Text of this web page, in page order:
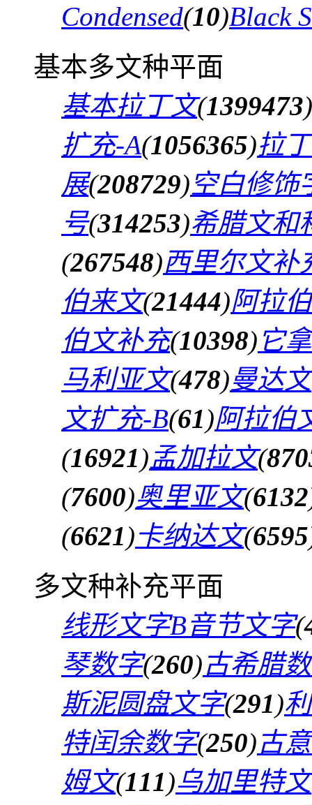
Condensed(10)Black
基本多文种平面
基本拉丁文(1399473)
扩充-A(1056365)拉
展(208729)空白修饰
号(314253)希腊文和
(267548)西里尔文补
伯来文(21444)阿拉
伯文补充(10398) 它
马利亚文(478)曼达文
文扩充-B(61)阿拉伯
(16921)孟加拉文(
(7600)奥里亚文(6132
(6621)卡纳达文(6595
多文种补充平面
线形文字B音节文字(
琴数字(260)古希腊
斯泥圆盘文字(291)
特闰余数字(250)古
姆文(111)乌加里特文